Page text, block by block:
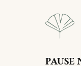
PAUSE